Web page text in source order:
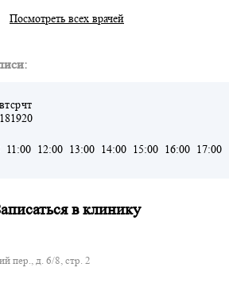
Посмотреть всех врачей
вт
18
ср
19
чт
20
11:00 12:00 13:00 14:00 15:00 16:00 17:00
в клинику
пер., д. 6/8, стр. 2